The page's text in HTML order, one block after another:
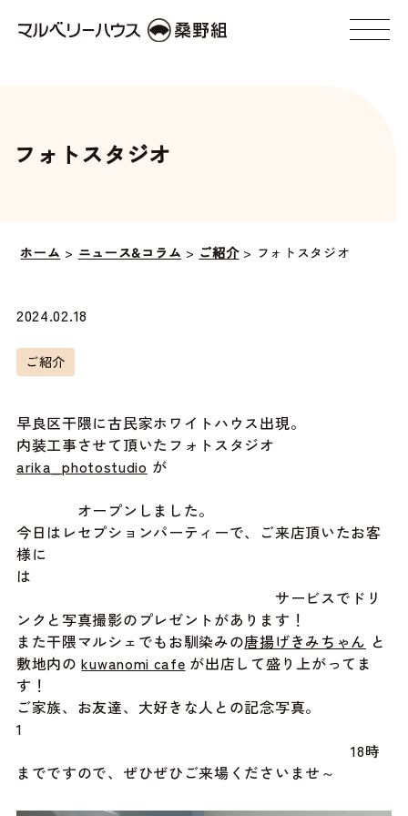
フォトスタジオ
ホーム > ニュース&コラム > ご紹介> フォトスタジオ
2024.02.18
ご紹介
早良区干隈に古民家ホワイトハウス出現。
内装工事させて頂いたフォトスタジオ
arika_photostudio が
オープンしました。
今日はレセプションパーティーで、ご来店頂いたお客
様に
は
サービスでドリ
ンクと写真撮影のプレゼントがあります！
また干隈マルシェでもお馴染みの唐揚げきみちゃん と
敷地内のkuwanomi cafe が出店して盛り上がってま
す！
ご家族、お友達、大好きな人との記念写真。
1
18時
までですので、ぜひぜひご来場くださいませ～